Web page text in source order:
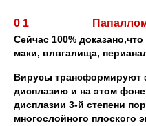
0 1
Сейчас 100%
маки, влвгалища,
Вирусы трансформируют
дисплазию и на этом
дисплазии 3-й степени
многослойного плоского